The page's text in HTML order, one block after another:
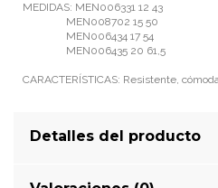
MEDIDAS: MEN006331 12 43
MEN008702 15 50
MEN006434 17 54
MEN006435 20 61,5
CARACTERÍSTICAS: Resistente,
Detalles del producto